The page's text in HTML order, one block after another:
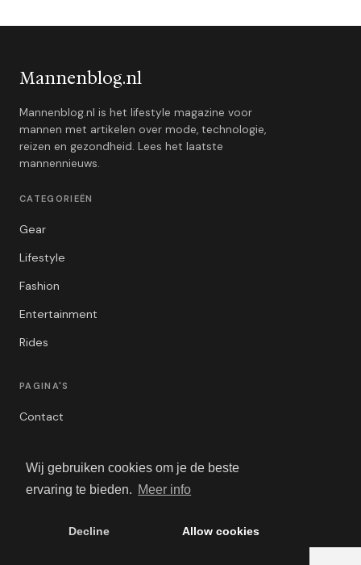
Wij gebruiken cookies om je de beste
ervaring te bieden. Meer info
Decline Allow cookies
Mannenblog.nl
Mannenblog.nl is het lifestyle magazine voor
mannen met artikelen over mode, technologie,
reizen en gezondheid. Lees het laatste
mannennieuws.
CATEGORIEËN
Gear
Lifestyle
Fashion
Entertainment
Rides
PAGINA'S
Contact
Algemene Voorwaarden
Adverteren